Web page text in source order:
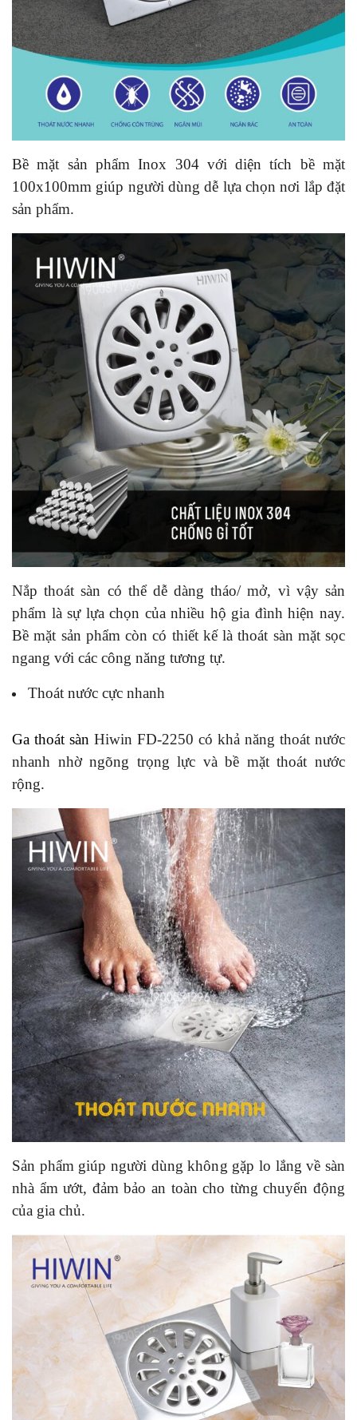
Bề mặt sản phẩm Inox 304 với diện tích bề mặt
100x100mm giúp người dùng dễ lựa chọn nơi lắp đặt
sản phẩm.
Nắp thoát sàn có thể dễ dàng tháo/ mở, vì vậy sản
phẩm là sự lựa chọn của nhiều hộ gia đình hiện nay.
Bề mặt sản phẩm còn có thiết kế là thoát sàn mặt sọc
ngang với các công năng tương tự.
Thoát nước cực nhanh
Ga thoát sàn Hiwin FD-2250 có khả năng thoát nước
nhanh nhờ ngõng trọng lực và bề mặt thoát nước
rộng.
Sản phẩm giúp người dùng không gặp lo lắng về sàn
nhà ẩm ướt, đảm bảo an toàn cho từng chuyển động
của gia chủ.